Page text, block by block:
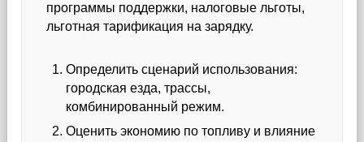
программы поддержки, налоговые льготы,
льготная тарификация на зарядку.
Определить сценарий использования:
городская езда, трассы,
комбинированный режим.
Оценить экономию по топливу и влияние